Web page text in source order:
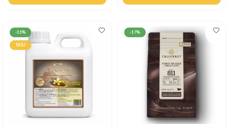
-13%
NOU
-17%